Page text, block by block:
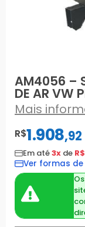
AM4056 –
DE AR VW
Mais
R$1.908,92
Em até3x de
Ver formas